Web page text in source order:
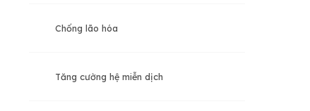
Chống lão hóa
Tăng cường hệ miễn dịch